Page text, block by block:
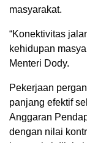
masyarakat.
“Konektivitas
kehidupan
Menteri Dody.
Pekerjaan
panjang efektif
Anggaran
dengan nilai